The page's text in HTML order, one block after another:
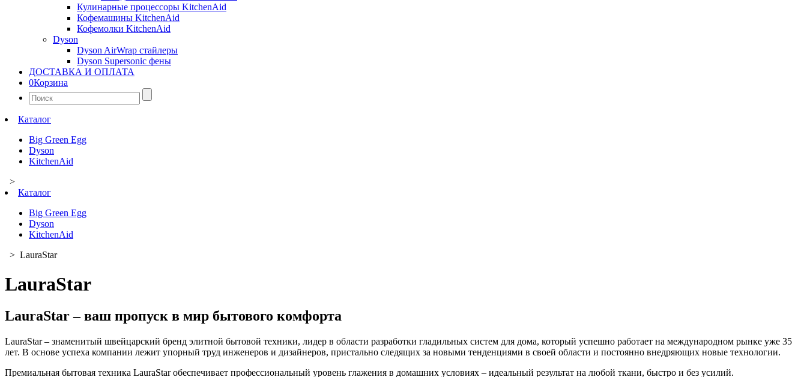
Кулинарные процессоры KitchenAid
Кофемашины KitchenAid
Кофемолки KitchenAid
Dyson
Dyson AirWrap стайлеры
Dyson Supersonic фены
ДОСТАВКА И ОПЛАТА
0Корзина
Найти:
Каталог
Big Green Egg
Dyson
KitchenAid
>
Каталог
Big Green Egg
Dyson
KitchenAid
> LauraStar
LauraStar
LauraStar – ваш пропуск в мир бытового комфорта
LauraStar – знаменитый швейцарский бренд элитной бытовой техники, лидер в области разработки гладильных систем для дома, который успешно работает на международном рынке уже 35
лет. В основе успеха компании лежит упорный труд инженеров и дизайнеров, пристально следящих за новыми тенденциями в своей области и постоянно внедряющих новые технологии.
Премиальная бытовая техника LauraStar обеспечивает профессиональный уровень глажения в домашних условиях – идеальный результат на любой ткани, быстро и без усилий.